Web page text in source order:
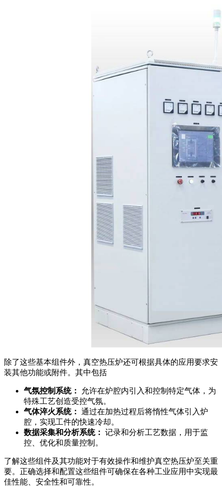
除了这些基本组件外，真空热压炉还可根据具体的应用要求安
装其他功能或附件。其中包括
气氛控制系统：
允许在炉腔内引入和控制特定气体，为
特殊工艺创造受控气氛。
气体淬火系统： 通过在加热过程后将惰性气体引入炉
腔，实现工件的快速冷却。
数据采集和分析系统： 记录和分析工艺数据，用于监
控、优化和质量控制。
了解这些组件及其功能对于有效操作和维护真空热压炉至关重
要。正确选择和配置这些组件可确保在各种工业应用中实现最
佳性能、安全性和可靠性。